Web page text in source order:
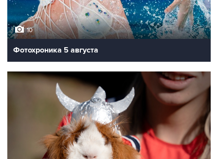
10
Фотохроника 5 августа